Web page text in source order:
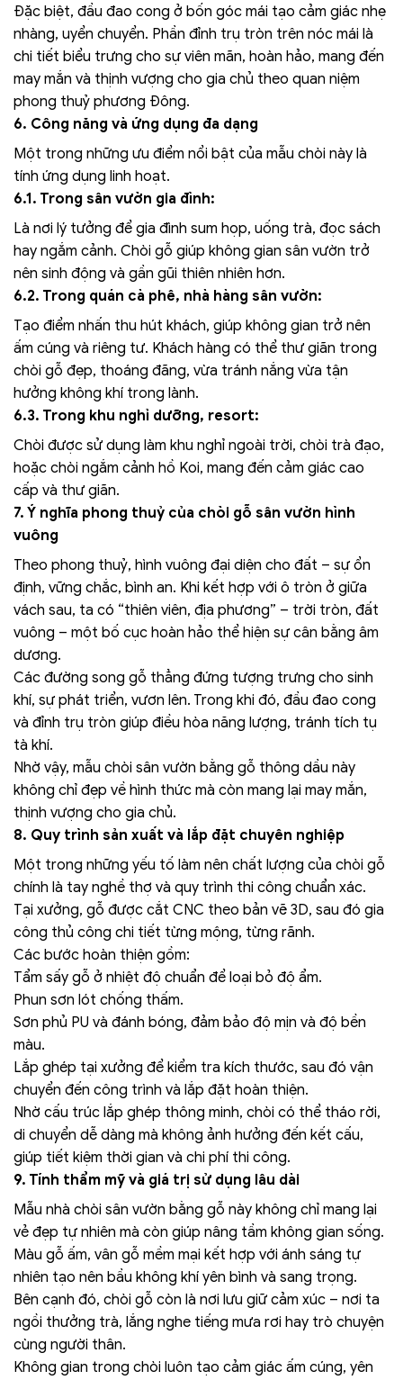
Đặc biệt, đầu đao cong ở bốn góc mái tạo cảm giác nhẹ
nhàng, uyển chuyển. Phần đỉnh trụ tròn trên nóc mái là
chi tiết biểu trưng cho sự viên mãn, hoàn hảo, mang đến
may mắn và thịnh vượng cho gia chủ theo quan niệm
phong thuỷ phương Đông.
6. Công năng và ứng dụng đa dạng
Một trong những ưu điểm nổi bật của mẫu chòi này là
tính ứng dụng linh hoạt.
6.1. Trong sân vườn gia đình:
Là nơi lý tưởng để gia đình sum họp, uống trà, đọc sách
hay ngắm cảnh. Chòi gỗ giúp không gian sân vườn trở
nên sinh động và gần gũi thiên nhiên hơn.
6.2. Trong quán cà phê, nhà hàng sân vườn:
Tạo điểm nhấn thu hút khách, giúp không gian trở nên
ấm cúng và riêng tư. Khách hàng có thể thư giãn trong
chòi gỗ đẹp, thoáng đãng, vừa tránh nắng vừa tận
hưởng không khí trong lành.
6.3. Trong khu nghỉ dưỡng, resort:
Chòi được sử dụng làm khu nghỉ ngoài trời, chòi trà đạo,
hoặc chòi ngắm cảnh hồ Koi, mang đến cảm giác cao
cấp và thư giãn.
7. Ý nghĩa phong thuỷ của chòi gỗ sân vườn hình
vuông
Theo phong thuỷ, hình vuông đại diện cho đất – sự ổn
định, vững chắc, bình an. Khi kết hợp với ô tròn ở giữa
vách sau, ta có “thiên viên, địa phương” – trời tròn, đất
vuông – một bố cục hoàn hảo thể hiện sự cân bằng âm
dương.
Các đường song gỗ thẳng đứng tượng trưng cho sinh
khí, sự phát triển, vươn lên. Trong khi đó, đầu đao cong
và đỉnh trụ tròn giúp điều hòa năng lượng, tránh tích tụ
tà khí.
Nhờ vậy, mẫu chòi sân vườn bằng gỗ thông dầu này
không chỉ đẹp về hình thức mà còn mang lại may mắn,
thịnh vượng cho gia chủ.
8. Quy trình sản xuất và lắp đặt chuyên nghiệp
Một trong những yếu tố làm nên chất lượng của chòi gỗ
chính là tay nghề thợ và quy trình thi công chuẩn xác.
Tại xưởng, gỗ được cắt CNC theo bản vẽ 3D, sau đó gia
công thủ công chi tiết từng mộng, từng rãnh.
Các bước hoàn thiện gồm:
Tẩm sấy gỗ ở nhiệt độ chuẩn để loại bỏ độ ẩm.
Phun sơn lót chống thấm.
Sơn phủ PU và đánh bóng, đảm bảo độ mịn và độ bền
màu.
Lắp ghép tại xưởng để kiểm tra kích thước, sau đó vận
chuyển đến công trình và lắp đặt hoàn thiện.
Nhờ cấu trúc lắp ghép thông minh, chòi có thể tháo rời,
di chuyển dễ dàng mà không ảnh hưởng đến kết cấu,
giúp tiết kiệm thời gian và chi phí thi công.
9. Tính thẩm mỹ và giá trị sử dụng lâu dài
Mẫu nhà chòi sân vườn bằng gỗ này không chỉ mang lại
vẻ đẹp tự nhiên mà còn giúp nâng tầm không gian sống.
Màu gỗ ấm, vân gỗ mềm mại kết hợp với ánh sáng tự
nhiên tạo nên bầu không khí yên bình và sang trọng.
Bên cạnh đó, chòi gỗ còn là nơi lưu giữ cảm xúc – nơi ta
ngồi thưởng trà, lắng nghe tiếng mưa rơi hay trò chuyện
cùng người thân.
Không gian trong chòi luôn tạo cảm giác ấm cúng, yên